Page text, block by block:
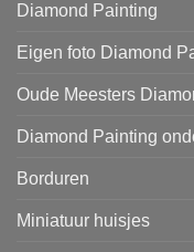
Diamond Painting
Eigen foto Diamond
Oude Meesters
Diamond Painting
Borduren
Miniatuur huisjes